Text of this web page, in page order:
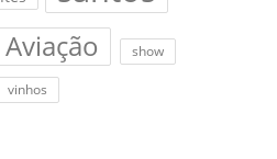
show
vinhos